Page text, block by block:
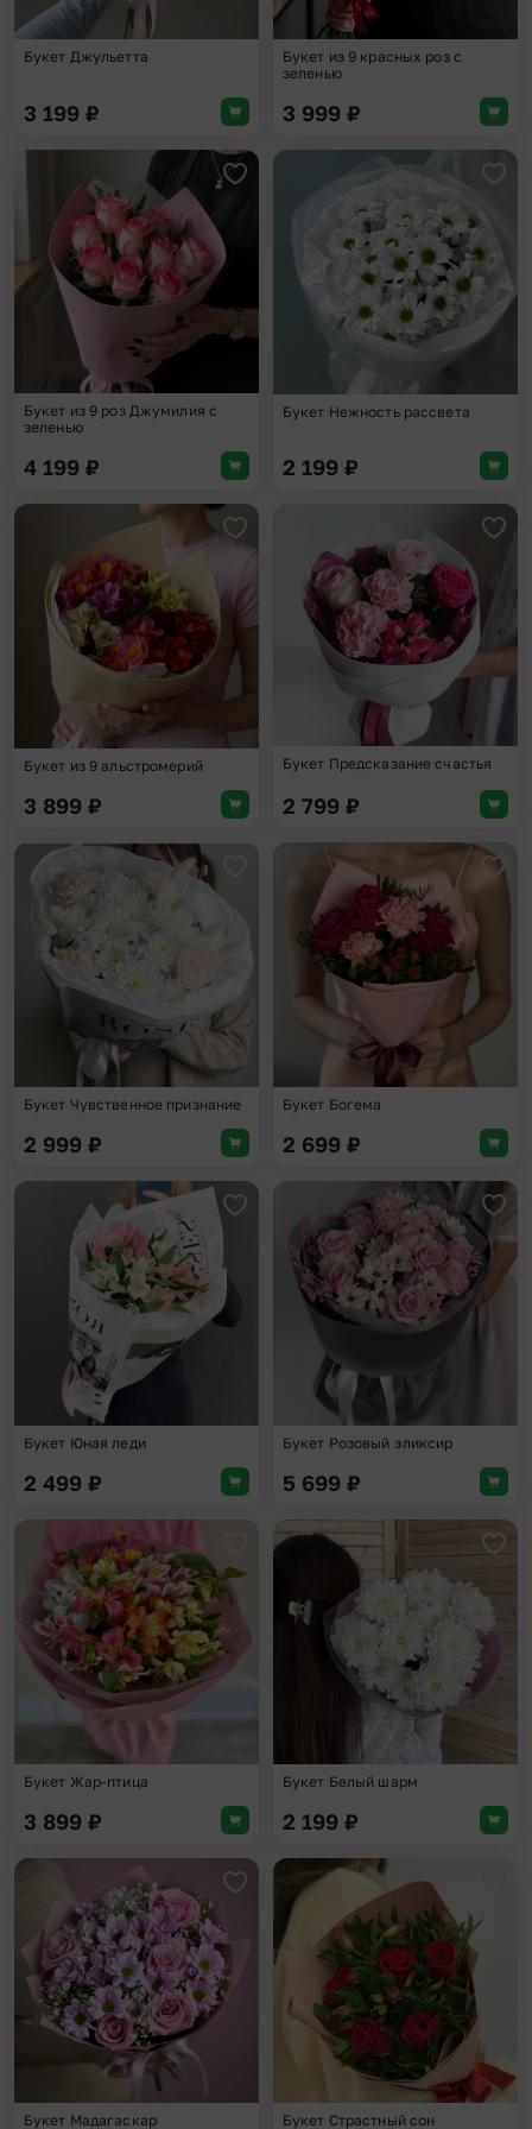
Букет Джульетта
3 199 ₽
Букет из 9 красных роз с
зеленью
3 999 ₽
Добавить в избранное
Букет из 9 роз Джумилия с
зеленью
4 199 ₽
Букет Нежность рассвета
2 199 ₽
Добавить в избранное
Букет из 9 альстромерий
3 899 ₽
Букет Предсказание счастья
2 799 ₽
Добавить в избранное
Букет Чувственное признание
2 999 ₽
Букет Богема
2 699 ₽
Добавить в избранное
Букет Юная леди
2 499 ₽
Букет Розовый эликсир
5 699 ₽
Добавить в избранное
Букет Жар-птица
3 899 ₽
Букет Белый шарм
2 199 ₽
Добавить в избранное
Букет Мадагаскар Букет Страстный сон